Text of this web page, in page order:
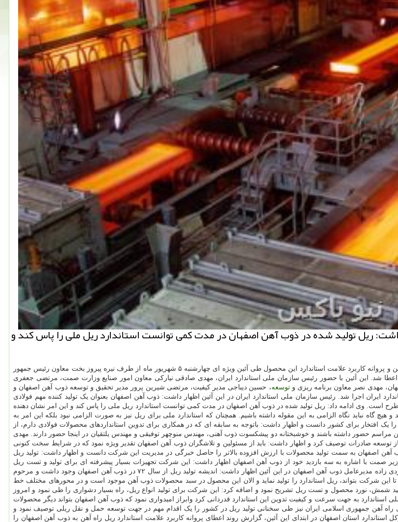
ریل تولید شده در ذوب آهن اصفهان در مدت كمی توانست استاندارد ریل ملی را پاس كند و
ملی ایران برای تولید ریل راه آهن و پروانه کاربرد علامت استاندارد این محصول طی آئین ویژه ای چهارشنبه ۵ شهریور ماه از طرف نیره پیروز بخت معاون رئیس جمهور
اعطا شد. این آئین با حضور رئیس سازمان ملی استاندارد ایران، مهدی صادقی نیارکی معاون امور صنایع وزارت صمت، مرتضی جعفری
مهدی نصر معاون برنامه ریزی وتوسعه، حسین دیباجی مدیر کیفیت، مرتضی شیرین پرور مدیر تحقیق و توسعه ذوب آهن اصفهان و
ایران اجرا شد. رئیس سازمان ملی استاندارد ایران در این آئین اظهار داشت: ذوب آهن اصفهان بعنوان یک تولید کننده مهم فولادی
است. وی ادامه داد: ریل تولید شده در ذوب آهن اصفهان در مدت کمی توانست استاندارد ریل ملی را پاس کند و این امر نشان دهنده
گاه نباید نگاه الزامی به این مقوله داشته باشیم. همچنان که استاندارد ملی برای ریل نیز به صورت الزامی نبود بلکه این امر به
افتخار برای کشور دانست و اظهار داشت: باتوجه به سابقه ای که در همکاری برای تدوین استانداردهای محصولات فولادی دارم، از
حضور داشته باشند و خوشبختانه دو پیشکسوت ذوب آهنی، مهندس منوچهر توفیقی و مهندس یلتقیان در اینجا حضور دارند. مهدی
توسعه صادرات توصیف کرد و اظهار داشت: باید از مسئولین و تلاشگران ذوب آهن اصفهان تقدیر ویژه نمود که در شرایط سخت کنونی
اصفهان به سمت تولید محصولات با ارزش افزوده بالاتر را حاصل خبرگی در مدیریت این شرکت دانست و اظهار داشت: تولید ریل
صمت با اشاره به سه بازدید خود از ذوب آهن اصفهان اظهار داشت: این شرکت تجهیزات بسیار پیشرفته ای برای تولید و تست ریل
ریلی است. منصور یزدی زاده مدیرعامل ذوب آهن اصفهان در این آئین اظهار داشت: اندیشه تولید ریل از سال ۷۲ در ذوب آهن اصفهان وجود داشت و مرحوم
این شرکت بتواند، ریل استاندارد را تولید نماید و الان این محصول در سبد محصولات ذوب آهن موجود است و در محورهای مختلف خط
شمش، نورد محصول و تست ریل تشریح نمود و اضافه کرد: این شرکت برای تولید انواع ریل، راه بسیار دشواری را طی نمود و امروز
به جهت سرعت و کیفیت تدوین این استاندارد قدردانی کرد وابراز امیدواری نمود که ذوب آهن اصفهان بتواند دیگر محصولات
راه آهن جمهوری اسلامی ایران نیز طی سخنانی تولید ریل در کشور را یک اقدام مهم در جهت توسعه حمل و نقل ریلی توصیف نمود و
استان اصفهان در ابتدای این آئین، گزارش روند اعطای پروانه کاربرد علامت استاندارد ریل راه آهن به ذوب آهن اصفهان را